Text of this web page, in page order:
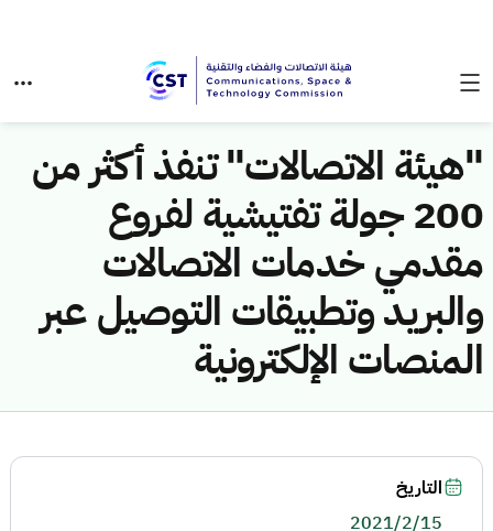
"هيئة الاتصالات" تنفذ أكثر من
200 جولة تفتيشية لفروع
مقدمي خدمات الاتصالات
والبريد وتطبيقات التوصيل عبر
المنصات الإلكترونية
التاريخ
2021/2/15